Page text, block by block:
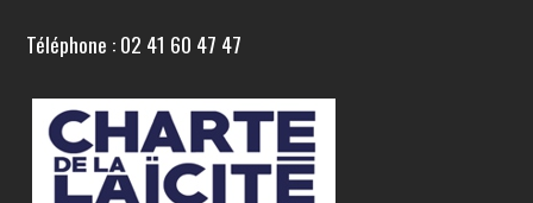
Téléphone : 02 41 60 47 47